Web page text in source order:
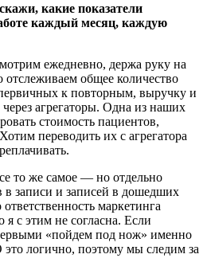
какие показатели
каждый месяц, каждую
ежедневно, держа руку на
отслеживаем общее количество
к повторным, выручку и
агрегаторы. Одна из наших
стоимость пациентов,
переводить их с агрегатора
то же самое — но отдельно
записи и записей в дошедших
маркетинга
я с этим не согласна. Если
«пойдем под нож» именно
логично, поэтому мы следим за